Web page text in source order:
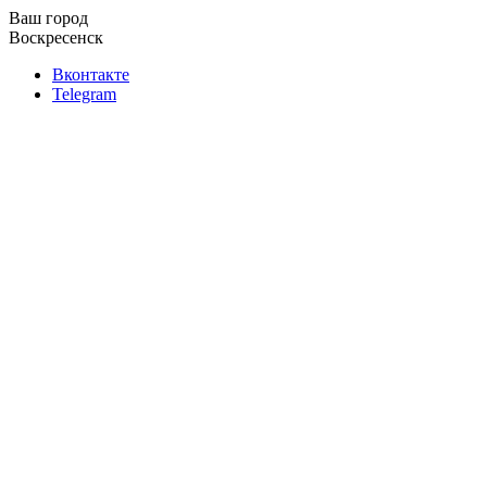
Ваш город
Воскресенск
Вконтакте
Telegram